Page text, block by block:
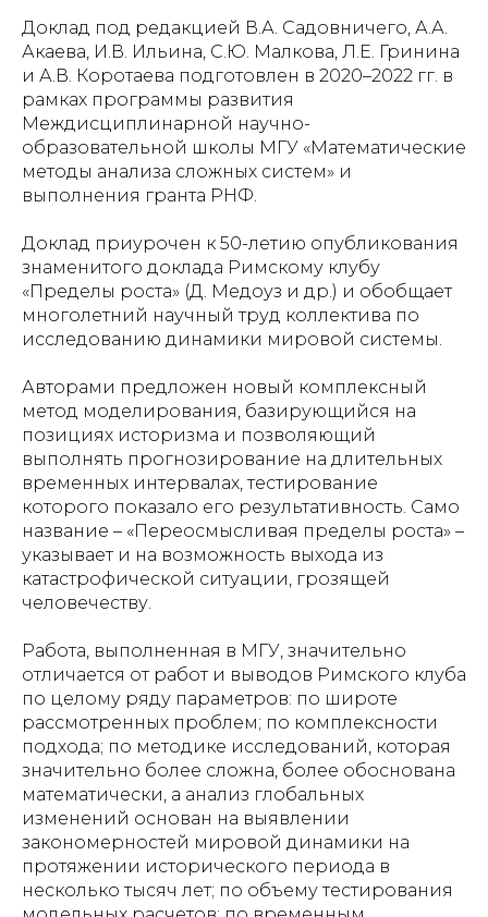
Доклад под редакцией В.А. Садовничего, А.А.
Акаева, И.В. Ильина, С.Ю. Малкова, Л.Е. Гринина
и А.В. Коротаева подготовлен в 2020–2022 гг. в
рамках программы развития
Междисциплинарной научно-
образовательной школы МГУ «Математические
методы анализа сложных систем» и
выполнения гранта РНФ.
Доклад приурочен к 50-летию опубликования
знаменитого доклада Римскому клубу
«Пределы роста» (Д. Медоуз и др.) и обобщает
многолетний научный труд коллектива по
исследованию динамики мировой системы.
Авторами предложен новый комплексный
метод моделирования, базирующийся на
позициях историзма и позволяющий
выполнять прогнозирование на длительных
временных интервалах, тестирование
которого показало его результативность. Само
название – «Переосмысливая пределы роста» –
указывает и на возможность выхода из
катастрофической ситуации, грозящей
человечеству.
Работа, выполненная в МГУ, значительно
отличается от работ и выводов Римского клуба
по целому ряду параметров: по широте
рассмотренных проблем; по комплексности
подхода; по методике исследований, которая
значительно более сложна, более обоснована
математически, а анализ глобальных
изменений основан на выявлении
закономерностей мировой динамики на
протяжении исторического периода в
несколько тысяч лет; по объему тестирования